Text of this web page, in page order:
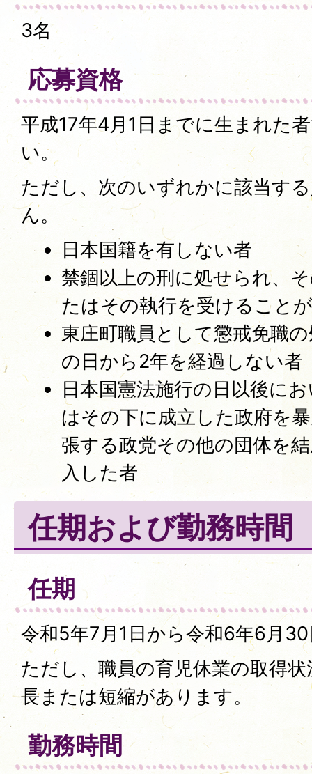
3名
応募資格
平成17年4月1日までに生まれた
い。
ただし、次のいずれかに該当す
ん。
日本国籍を有しない者
禁錮以上の刑に処せられ、
たはその執行を受けること
東庄町職員として懲戒免職
の日から2年を経過しない者
日本国憲法施行の日以後に
はその下に成立した政府を
張する政党その他の団体を
入した者
任期および勤務時間
任期
令和5年7月1日から令和6年6月
ただし、職員の育児休業の取得
長または短縮があります。
勤務時間